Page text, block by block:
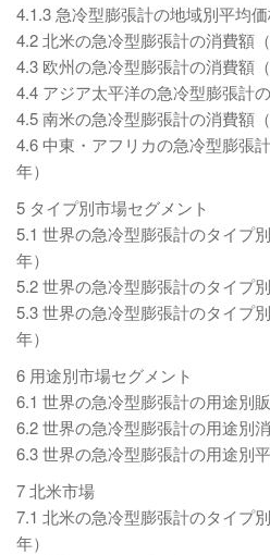
4.1.3 急冷型膨張計の地域別平均価
4.2 北米の急冷型膨張計の消費額（
4.3 欧州の急冷型膨張計の消費額（
4.4 アジア太平洋の急冷型膨張計
4.5 南米の急冷型膨張計の消費額（
4.6 中東・アフリカの急冷型膨張
年）
5 タイプ別市場セグメント
5.1 世界の急冷型膨張計のタイプ
年）
5.2 世界の急冷型膨張計のタイプ
5.3 世界の急冷型膨張計のタイプ
年）
6 用途別市場セグメント
6.1 世界の急冷型膨張計の用途別
6.2 世界の急冷型膨張計の用途別
6.3 世界の急冷型膨張計の用途別
7 北米市場
7.1 北米の急冷型膨張計のタイプ
年）